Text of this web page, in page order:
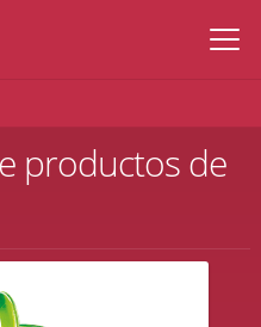
productos de